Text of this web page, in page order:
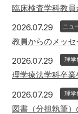
臨床検査学科教
2026.07.29 2026
ニュ
教員からのメッ
2026.07.29 2026
理学
理学療法学科卒
2026.07.29 2026
理学
図書（分担執筆）